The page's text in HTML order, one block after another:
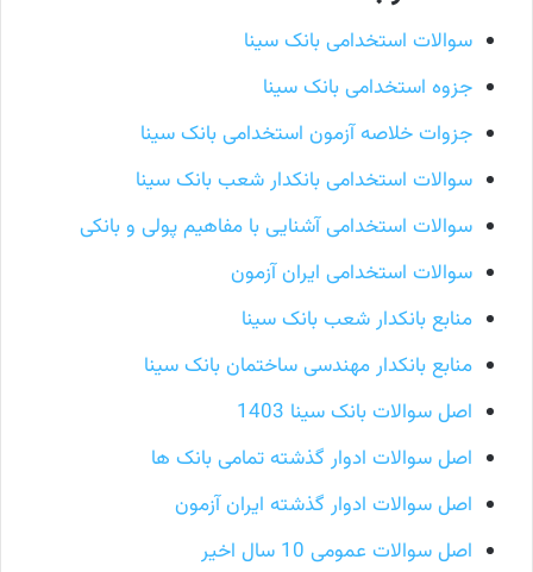
سوالات استخدامی بانک سینا
جزوه استخدامی بانک سینا
جزوات خلاصه آزمون استخدامی بانک سینا
سوالات استخدامی بانکدار شعب بانک سینا
سوالات استخدامی آشنایی با مفاهیم پولی و بانکی
سوالات استخدامی ایران آزمون
منابع بانکدار شعب بانک سینا
منابع بانکدار مهندسی ساختمان بانک سینا
اصل سوالات بانک سینا 1403
اصل سوالات ادوار گذشته تمامی بانک ها
اصل سوالات ادوار گذشته ایران آزمون
اصل سوالات عمومی 10 سال اخیر